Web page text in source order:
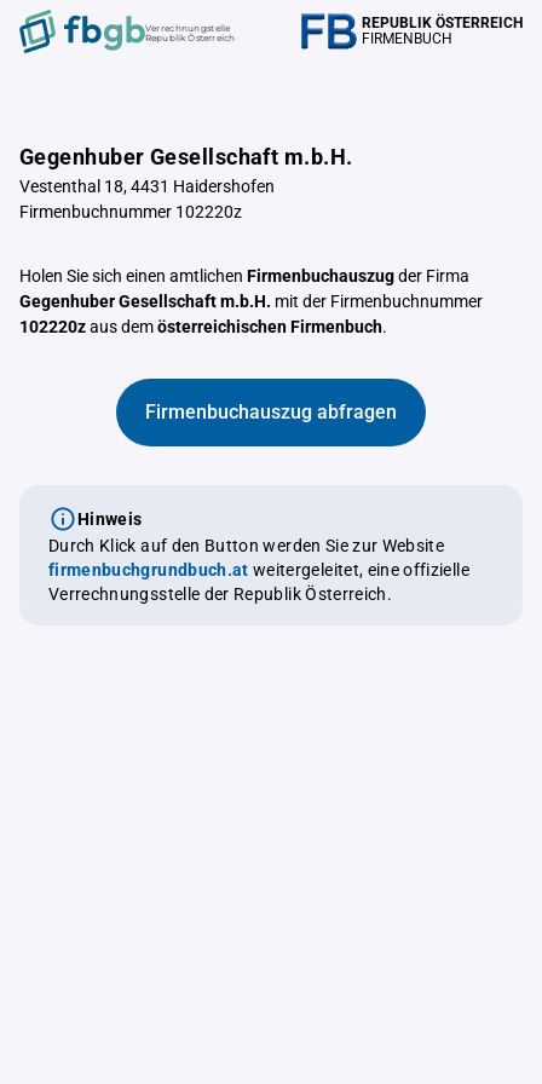
Verrechnungstelle
Republik Österreich
REPUBLIK ÖSTERREICH
FIRMENBUCH
Gegenhuber Gesellschaft m.b.H.
Vestenthal 18, 4431 Haidershofen
Firmenbuchnummer 102220z
Holen Sie sich einen amtlichen Firmenbuchauszugder Firma
Gegenhuber Gesellschaft m.b.H. mit der Firmenbuchnummer
102220zaus demösterreichischen Firmenbuch.
Firmenbuchauszug abfragen
Hinweis
Durch Klick auf den Button werden Sie zur Website
firmenbuchgrundbuch.at weitergeleitet, eine offizielle
Verrechnungsstelle der Republik Österreich.